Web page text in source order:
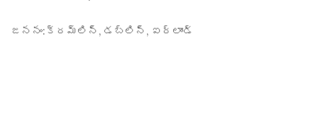
జననం: క్రమ్లిన్, డబ్లిన్, ఐర్లాండ్